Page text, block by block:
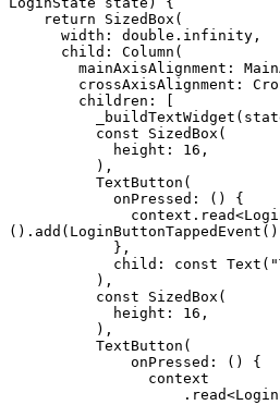
    return SizedBox(
      width: double.infinity,
      child: Column(
mainAxisAlignment:
        children: [
          const SizedBox(
            height: 16,
          ),
          TextButton(
            onPressed: () {
            },
child: const
          ),
          const SizedBox(
            height: 16,
          ),
          TextButton(
              onPressed: () {
                context